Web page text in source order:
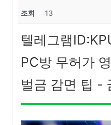
조회 13
텔레그램
PC방 무허가
벌금 감면 팁 -